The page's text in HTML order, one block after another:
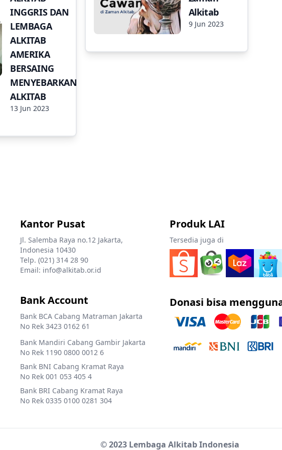
INGGRIS DAN
LEMBAGA
ALKITAB
AMERIKA
BERSAING
MENYEBARKAN
ALKITAB
13 Jun 2023
Alkitab
9 Jun 2023
Kantor Pusat
Jl. Salemba Raya no.12 Jakarta,
Indonesia 10430
Telp. (021) 314 28 90
Email: info@alkitab.or.id
Bank Account
Bank BCA Cabang Matraman Jakarta
No Rek 3423 0162 61
Bank Mandiri Cabang Gambir Jakarta
No Rek 1190 0800 0012 6
Bank BNI Cabang Kramat Raya
No Rek 001 053 405 4
Bank BRI Cabang Kramat Raya
No Rek 0335 0100 0281 304
Produk LAI
Tersedia juga di
Donasi bisa
© 2023 Lembaga Alkitab Indonesia